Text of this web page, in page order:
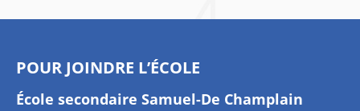
POUR JOINDRE L’ÉCOLE
École secondaire Samuel-De Champlain